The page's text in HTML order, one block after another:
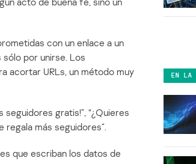
con un enlace a un
por unirse. Los
acortar URLs, un método muy
gratis!”, “¿Quieres
regala más seguidores”.
que escriban los datos de
EN LA